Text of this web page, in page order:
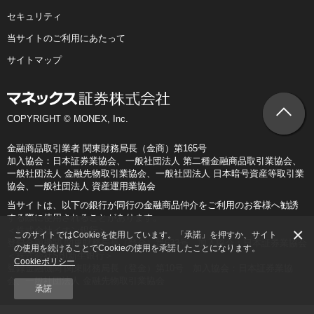
セキュリティ
当サイトのご利用にあたって
サイトマップ
COPYRIGHT © MONEX, Inc.
金融商品取引業者 関東財務局長（金商）第165号
加入協会：日本証券業協会、一般社団法人 第二種金融商品取引業協会、
一般社団法人 金融先物取引業協会、一般社団法人 日本暗号資産等取引業
協会、一般社団法人 資産運用業協会
当サイトは、以下の銀行が同行の金融商品仲介をご利用のお客様へ勧誘
する際に使用されることがあります。
＜株式会社イオン銀行＞
登録金融機関 関東財務局長（登金）第633号 加入協会：日本証券業協会
＜株式会社SBI新生銀行＞
登録金融機関 関東財務局長（登金）第10号 加入協会：日本証券業協
会、一般社団法人 金融先物取引業協会
このサイトではCookieを使用しています。「承諾」を押すか、サイト
の使用を続けることでCookieの使用を承諾したことになります。
Cookieポリシー
承諾
×